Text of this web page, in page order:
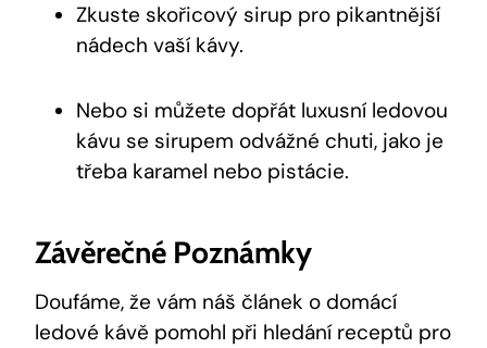
Zkuste skořicový sirup pro pikantnější
nádech vaší kávy.
Nebo si můžete dopřát luxusní ledovou
kávu se sirupem odvážné chuti, jako je
třeba karamel nebo pistácie.
Závěrečné Poznámky
Doufáme, že vám náš článek o domácí
ledové kávě pomohl při hledání receptů pro